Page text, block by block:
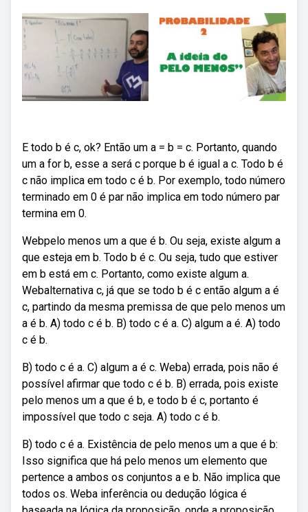
E todo b é c, ok? Então um a = b = c. Portanto, quando
um a for b, esse a será c porque b é igual a c. Todo b é
c não implica em todo c é b. Por exemplo, todo número
terminado em 0 é par não implica em todo número par
termina em 0.
Webpelo menos um a que é b. Ou seja, existe algum a
que esteja em b. Todo b é c. Ou seja, tudo que estiver
em b está em c. Portanto, como existe algum a.
Webalternativa c, já que se todo b é c então algum a é
c, partindo da mesma premissa de que pelo menos um
a é b. A) todo c é b. B) todo c é a. C) algum a é. A) todo
c é b.
B) todo c é a. C) algum a é c. Weba) errada, pois não é
possível afirmar que todo c é b. B) errada, pois existe
pelo menos um a que é b, e todo b é c, portanto é
impossível que todo c seja. A) todo c é b.
B) todo c é a. Existência de pelo menos um a que é b:
Isso significa que há pelo menos um elemento que
pertence a ambos os conjuntos a e b. Não implica que
todos os. Weba inferência ou dedução lógica é